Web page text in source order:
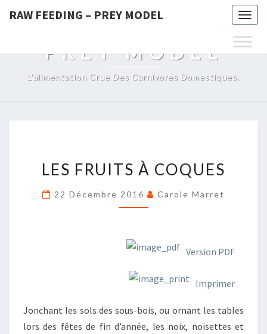
RAW FEEDING – PREY MODEL
RAW FEEDING –
PREY MODEL
L'alimentation Crue Des Carnivores Domestiques.
FRUITS
COQUES
LES FRUITS À COQUES
22 Décembre 2016 Carole Marret
Version PDF
Imprimer
Jonchant les sols des sous-bois, ou ornant les tables
lors des fêtes de fin d’année, les noix, noisettes et